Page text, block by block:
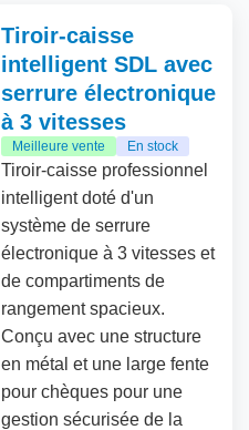
Tiroir-caisse
intelligent SDL avec
serrure électronique
à 3 vitesses
Meilleure vente En stock
Tiroir-caisse professionnel
intelligent doté d'un
système de serrure
électronique à 3 vitesses et
de compartiments de
rangement spacieux.
Conçu avec une structure
en métal et une large fente
pour chèques pour une
gestion sécurisée de la